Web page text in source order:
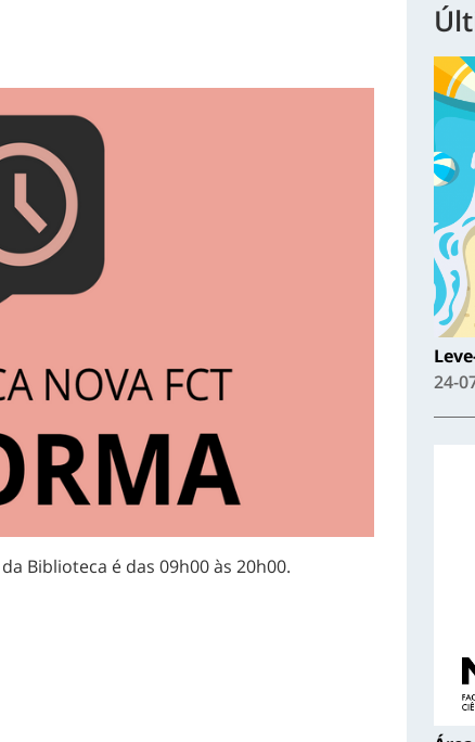
Biblioteca é das 09h00 às 20h00.
24-